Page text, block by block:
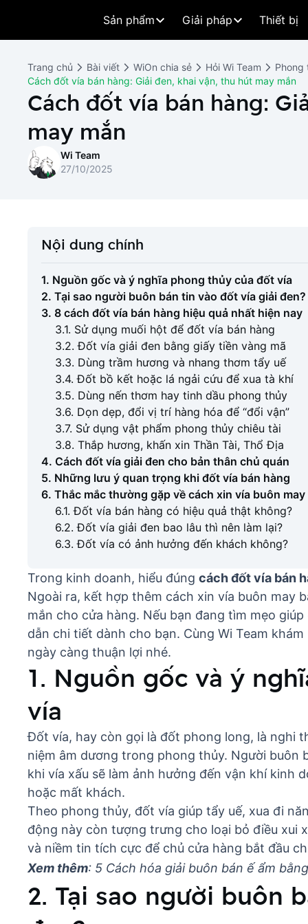
Sản phẩm Giải pháp Thiết bị
Trang chủ Bài viết WiOn chia sẻ Hỏi Wi Team
Phong
Cách đốt vía bán hàng: Giải đen, khai vận, thu hút may mắn
Cách đốt vía bán hàng:
may mắn
Wi Team
27/10/2025
Nội dung chính
1. Nguồn gốc và ý nghĩa phong thủy của đốt vía
2. Tại sao người buôn bán tin vào đốt vía giải đen?
3. 8 cách đốt vía bán hàng hiệu quả nhất hiện nay
3.1. Sử dụng muối hột để đốt vía bán hàng
3.2. Đốt vía giải đen bằng giấy tiền vàng mã
3.3. Dùng trầm hương và nhang thơm tẩy uế
3.4. Đốt bồ kết hoặc lá ngải cứu để xua tà khí
3.5. Dùng nến thơm hay tinh dầu phong thủy
3.6. Dọn dẹp, đổi vị trí hàng hóa để “đổi vận”
3.7. Sử dụng vật phẩm phong thủy chiêu tài
3.8. Thắp hương, khấn xin Thần Tài, Thổ Địa
4. Cách đốt vía giải đen cho bản thân chủ quán
5. Những lưu ý quan trọng khi đốt vía bán hàng
6. Thắc mắc thường gặp về cách xin vía buôn
6.1. Đốt vía bán hàng có hiệu quả thật không?
6.2. Đốt vía giải đen bao lâu thì nên làm lại?
6.3. Đốt vía có ảnh hưởng đến khách không?
Trong kinh doanh, hiểu đúng cách đốt vía bán
Ngoài ra, kết hợp thêm cách xin vía buôn may
mắn cho cửa hàng. Nếu bạn đang tìm mẹo
dẫn chi tiết dành cho bạn. Cùng Wi Team khám
ngày càng thuận lợi nhé.
1. Nguồn gốc và ý
vía
Đốt vía, hay còn gọi là đốt phong long, là nghi
niệm âm dương trong phong thủy. Người buôn
khi vía xấu sẽ làm ảnh hưởng đến vận khí kinh
hoặc mất khách.
Theo phong thủy, đốt vía giúp tẩy uế, xua đi
động này còn tượng trưng cho loại bỏ điều xui
và niềm tin tích cực để chủ cửa hàng bắt đầu
Xem thêm: 5 Cách hóa giải buôn bán ế ẩm
2. Tại sao người buôn